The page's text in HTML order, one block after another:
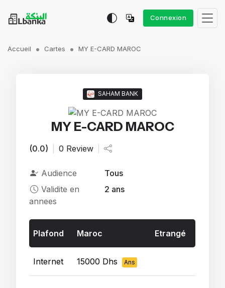
Connexion
Accueil Cartes MY E-CARD MAROC
SAHAM BANK
MY E-CARD MAROC
(0.0) 0 Review
Audience
Tous
Validite en
annees
2 ans
Plafond Maroc Etrangé
Internet 15000 Dhs Ans